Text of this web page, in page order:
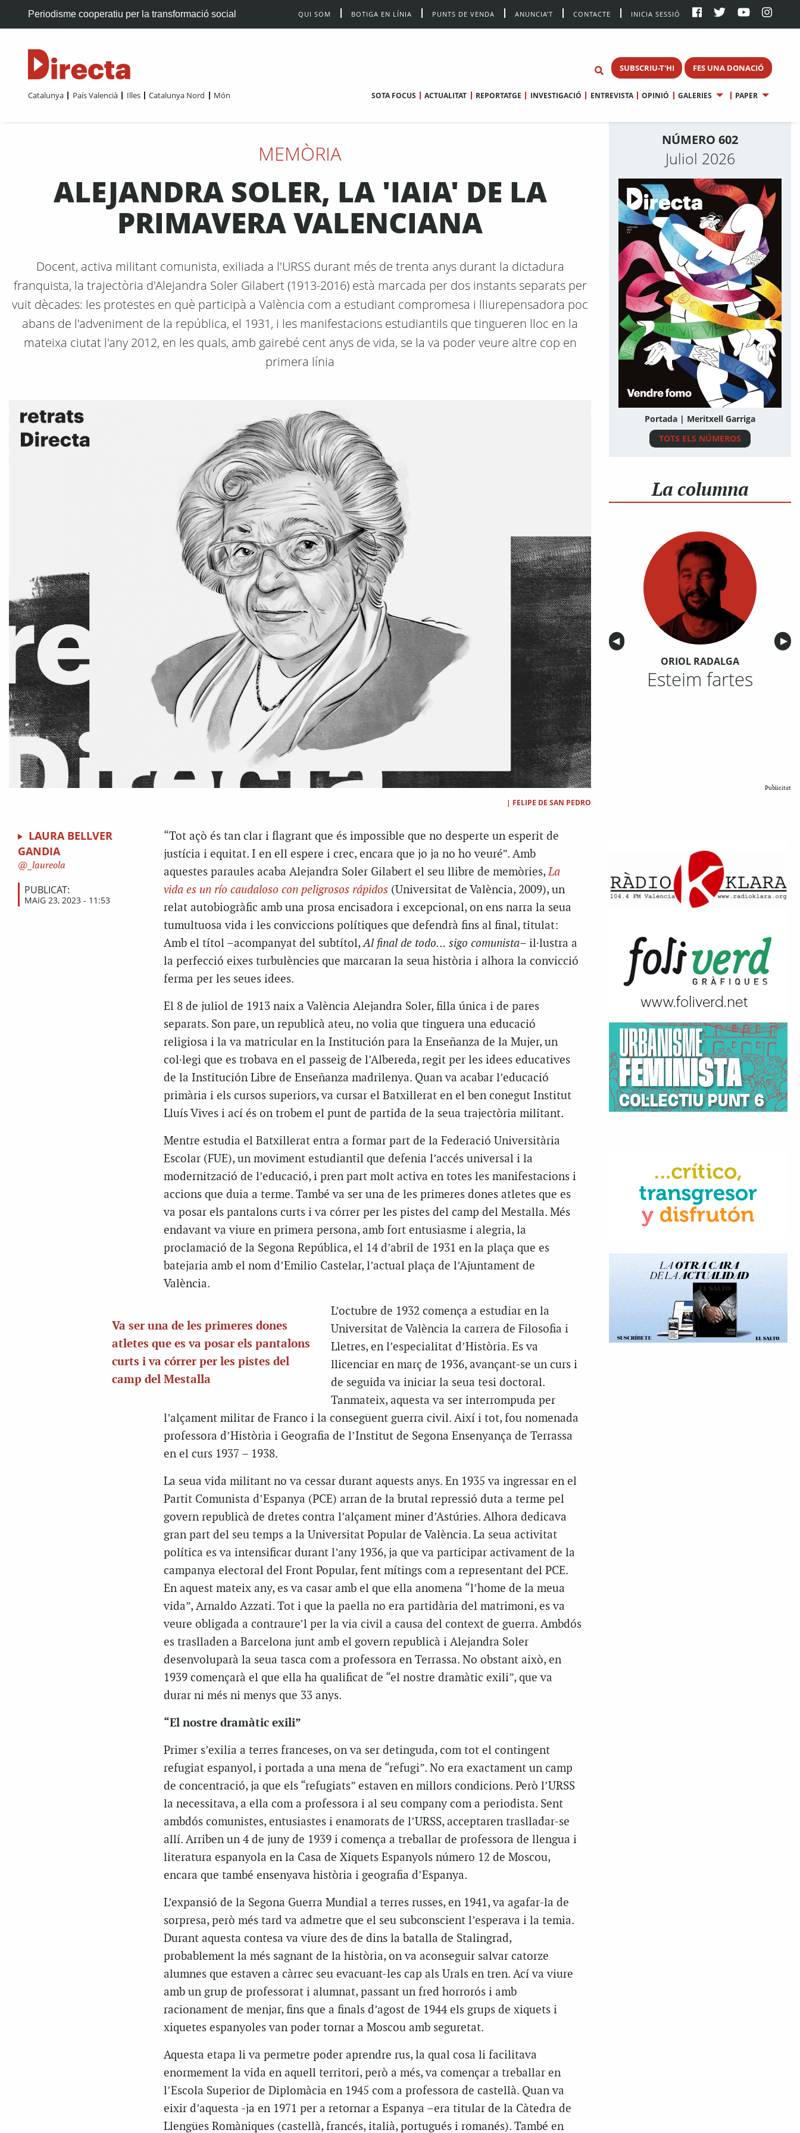
Periodisme cooperatiu per la transformació social QUI SOM BOTIGA EN LÍNIA PUNTS DE VENDA ANUNCIA’T CONTACTE INICIA SESSIÓ
SUBSCRIU-T'HI FES UNA DONACIÓ
Catalunya País Valencià Illes Catalunya Nord Món SOTA FOCUS ACTUALITAT REPORTATGE INVESTIGACIÓ ENTREVISTA OPINIÓ GALERIES PAPER
MEMÒRIA
ALEJANDRA SOLER, LA 'IAIA' DE LA
PRIMAVERA VALENCIANA
Docent, activa militant comunista, exiliada a l'URSS durant més de trenta anys durant la dictadura
franquista, la trajectòria d'Alejandra Soler Gilabert (1913-2016) està marcada per dos instants separats per
vuit dècades: les protestes en què participà a València com a estudiant compromesa i lliurepensadora poc
abans de l'adveniment de la república, el 1931, i les manifestacions estudiantils que tingueren lloc en la
mateixa ciutat l'any 2012, en les quals, amb gairebé cent anys de vida, se la va poder veure altre cop en
primera línia
| FELIPE DE SAN PEDRO
LAURA BELLVER
GANDIA
_laureola
PUBLICAT:
MAIG 23, 2023 - 11:53
“Tot açò és tan clar i flagrant que és impossible que no desperte un esperit de
justícia i equitat. I en ell espere i crec, encara que jo ja no ho veuré”. Amb
aquestes paraules acaba Alejandra Soler Gilabert el seu llibre de memòries, La
vida es un río caudaloso con peligrosos rápidos (Universitat de València, 2009), un
relat autobiogràfic amb una prosa encisadora i excepcional, on ens narra la seua
tumultuosa vida i les conviccions polítiques que defendrà fins al final, titulat:
Amb el títol –acompanyat del subtítol,Al final de todo… sigo comunista– il·lustra a
la perfecció eixes turbulències que marcaran la seua història i alhora la convicció
ferma per les seues idees.
El 8 de juliol de 1913 naix a València Alejandra Soler, filla única i de pares
separats. Son pare, un republicà ateu, no volia que tinguera una educació
religiosa i la va matricular en la Institución para la Enseñanza de la Mujer, un
col·legi que es trobava en el passeig de l’Albereda, regit per les idees educatives
de la Institución Libre de Enseñanza madrilenya. Quan va acabar l’educació
primària i els cursos superiors, va cursar el Batxillerat en el ben conegut Institut
Lluís Vives i ací és on trobem el punt de partida de la seua trajectòria militant.
Mentre estudia el Batxillerat entra a formar part de la Federació Universitària
Escolar (FUE), un moviment estudiantil que defenia l’accés universal i la
modernització de l’educació, i pren part molt activa en totes les manifestacions i
accions que duia a terme. També va ser una de les primeres dones atletes que es
va posar els pantalons curts i va córrer per les pistes del camp del Mestalla. Més
endavant va viure en primera persona, amb fort entusiasme i alegria, la
proclamació de la Segona República, el 14 d’abril de 1931 en la plaça que es
batejaria amb el nom d’Emilio Castelar, l’actual plaça de l’Ajuntament de
València.
Va ser una de les primeres dones
atletes que es va posar els pantalons
curts i va córrer per les pistes del
camp del Mestalla
L’octubre de 1932 comença a estudiar en la
Universitat de València la carrera de Filosofia i
Lletres, en l’especialitat d’Història. Es va
llicenciar en març de 1936, avançant-se un curs i
de seguida va iniciar la seua tesi doctoral.
Tanmateix, aquesta va ser interrompuda per
l’alçament militar de Franco i la consegüent guerra civil. Així i tot, fou nomenada
professora d’Història i Geografia de l’Institut de Segona Ensenyança de Terrassa
en el curs 1937 – 1938.
La seua vida militant no va cessar durant aquests anys. En 1935 va ingressar en el
Partit Comunista d’Espanya (PCE) arran de la brutal repressió duta a terme pel
govern republicà de dretes contra l’alçament miner d’Astúries. Alhora dedicava
gran part del seu temps a la Universitat Popular de València. La seua activitat
política es va intensificar durant l’any 1936, ja que va participar activament de la
campanya electoral del Front Popular, fent mítings com a representant del PCE.
En aquest mateix any, es va casar amb el que ella anomena “l’home de la meua
vida”, Arnaldo Azzati. Tot i que la paella no era partidària del matrimoni, es va
veure obligada a contraure’l per la via civil a causa del context de guerra. Ambdós
es traslladen a Barcelona junt amb el govern republicà i Alejandra Soler
desenvoluparà la seua tasca com a professora en Terrassa. No obstant això, en
1939 començarà el que ella ha qualificat de “el nostre dramàtic exili”, que va
durar ni més ni menys que 33 anys.
“El nostre dramàtic exili”
Primer s’exilia a terres franceses, on va ser detinguda, com tot el contingent
refugiat espanyol, i portada a una mena de “refugi”. No era exactament un camp
de concentració, ja que els “refugiats” estaven en millors condicions. Però l’URSS
la necessitava, a ella com a professora i al seu company com a periodista. Sent
ambdós comunistes, entusiastes i enamorats de l’URSS, acceptaren traslladar-se
allí. Arriben un 4 de juny de 1939 i comença a treballar de professora de llengua i
literatura espanyola en la Casa de Xiquets Espanyols número 12 de Moscou,
encara que també ensenyava història i geografia d’Espanya.
L’expansió de la Segona Guerra Mundial a terres russes, en 1941, va agafar-la de
sorpresa, però més tard va admetre que el seu subconscient l’esperava i la temia.
Durant aquesta contesa va viure des de dins la batalla de Stalingrad,
probablement la més sagnant de la història, on va aconseguir salvar catorze
alumnes que estaven a càrrec seu evacuant-les cap als Urals en tren. Ací va viure
amb un grup de professorat i alumnat, passant un fred horrorós i amb
racionament de menjar, fins que a finals d’agost de 1944 els grups de xiquets i
xiquetes espanyoles van poder tornar a Moscou amb seguretat.
Aquesta etapa li va permetre poder aprendre rus, la qual cosa li facilitava
enormement la vida en aquell territori, però a més, va començar a treballar en
l’Escola Superior de Diplomàcia en 1945 com a professora de castellà. Quan va
eixir d’aquesta -ja en 1971 per a retornar a Espanya –era titular de la Càtedra de
Llengües Romàniques (castellà, francés, italià, portugués i romanés). També en
NÚMERO 602
Juliol 2026
Portada | Meritxell Garriga
TOTS ELS NÚMEROS
La columna
Anterior
◀︎ ▶︎
ORIOL RADALGA
Esteim fartes
Publicitat